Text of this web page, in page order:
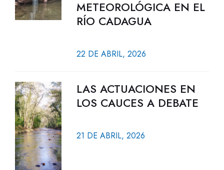
METEOROLÓGICA EN EL
RÍO CADAGUA
22 DE ABRIL, 2026
LAS ACTUACIONES EN
LOS CAUCES A DEBATE
21 DE ABRIL, 2026